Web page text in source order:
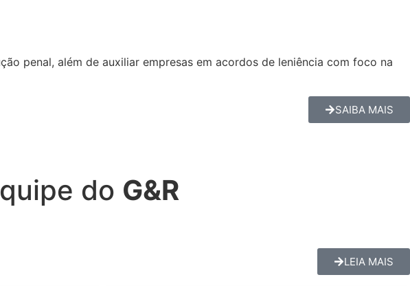
penal, além de auxiliar empresas em acordos de leniência com foco na
SAIBA MAIS
do G&R
LEIA MAIS